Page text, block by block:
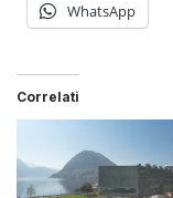
WhatsApp
Correlati